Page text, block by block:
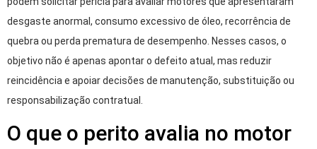
desgaste anormal, consumo excessivo de óleo, recorrência de
quebra ou perda prematura de desempenho. Nesses casos, o
objetivo não é apenas apontar o defeito atual, mas reduzir
reincidência e apoiar decisões de manutenção, substituição ou
responsabilização contratual.
O que o perito avalia no motor